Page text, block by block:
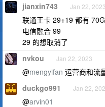
jianxin743 Jan 22,
联通王卡 29+19 都有 70G
电信融合 99
29 的想取消了
nvkou Jan 22, 2023
@mengyifan 运营商和流
duckgo991 Jan 22,
@arvin01